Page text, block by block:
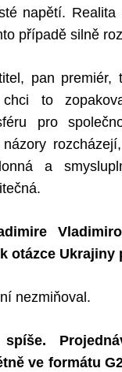
napětí.
případě silně
pan premiér,
to
pro
a
otázce Ukrajiny
nezmiňoval.
ve formátu